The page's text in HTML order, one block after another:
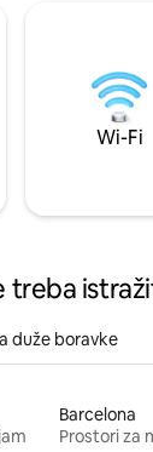
Wi-Fi
treba
duže boravke
Barcelona
Prostori za